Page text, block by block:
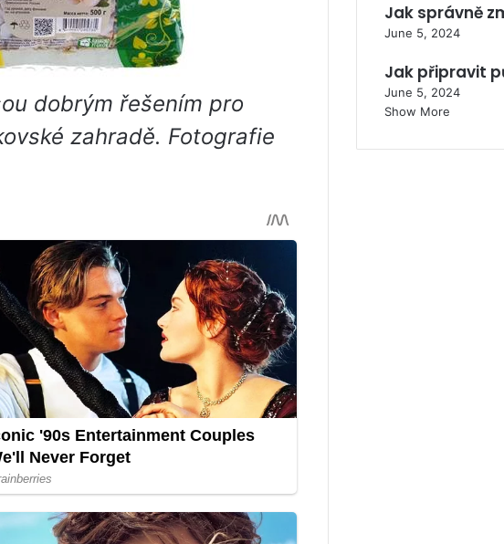
dobrým řešením pro
zahradě. Fotografie
Jak správně
June 5, 2024
Jak připravit
June 5, 2024
Show More